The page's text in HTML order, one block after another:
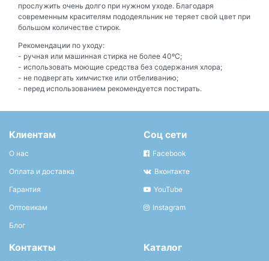
прослужить очень долго при нужном уходе. Благодаря
современным красителям пододеяльник не теряет свой цвет при
большом количестве стирок.
Рекомендации по уходу:
- ручная или машинная стирка не более 40ºС;
- использовать моющие средства без содержания хлора;
- не подвергать химчистке или отбеливанию;
- перед использованием рекомендуется постирать.
Клиентам
О нас
Оплата и доставка
Гарантия
Оптовикам
Блог
Соц сети
Facebook
Вконтакте
YouTube
Instagram
Контакты Каталог